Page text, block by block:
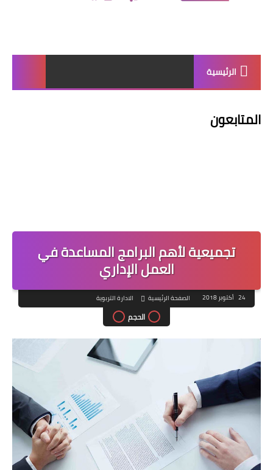
الرئيسية
المتابعون
تجميعية لأهم البرامج المساعدة في
العمل الإداري
24 أكتوبر 2018 الصفحة الرئيسية الادارة التربوية
الحجم